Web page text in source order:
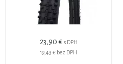
23,90 € s DPH
19,43 € bez DPH